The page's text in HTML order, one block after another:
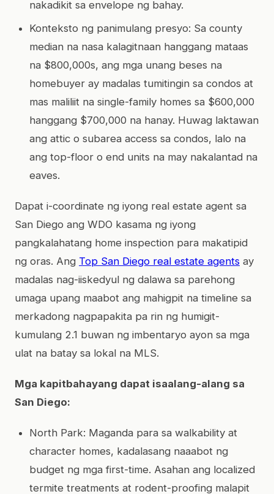
nakadikit sa envelope ng bahay.
Konteksto ng panimulang presyo: Sa county
median na nasa kalagitnaan hanggang mataas
na $800,000s, ang mga unang beses na
homebuyer ay madalas tumitingin sa condos at
mas maliliit na single-family homes sa $600,000
hanggang $700,000 na hanay. Huwag laktawan
ang attic o subarea access sa condos, lalo na
ang top-floor o end units na may nakalantad na
eaves.
Dapat i-coordinate ng iyong real estate agent sa
San Diego ang WDO kasama ng iyong
pangkalahatang home inspection para makatipid
ng oras. Ang Top San Diego real estate agents ay
madalas nag-iiskedyul ng dalawa sa parehong
umaga upang maabot ang mahigpit na timeline sa
merkadong nagpapakita pa rin ng humigit-
kumulang 2.1 buwan ng imbentaryo ayon sa mga
ulat na batay sa lokal na MLS.
Mga kapitbahayang dapat isaalang-alang sa
San Diego:
North Park: Maganda para sa walkability at
character homes, kadalasang naaabot ng
budget ng mga first-time. Asahan ang localized
termite treatments at rodent-proofing malapit